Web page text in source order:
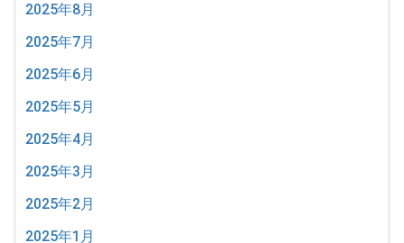
2025年8月
2025年7月
2025年6月
2025年5月
2025年4月
2025年3月
2025年2月
2025年1月